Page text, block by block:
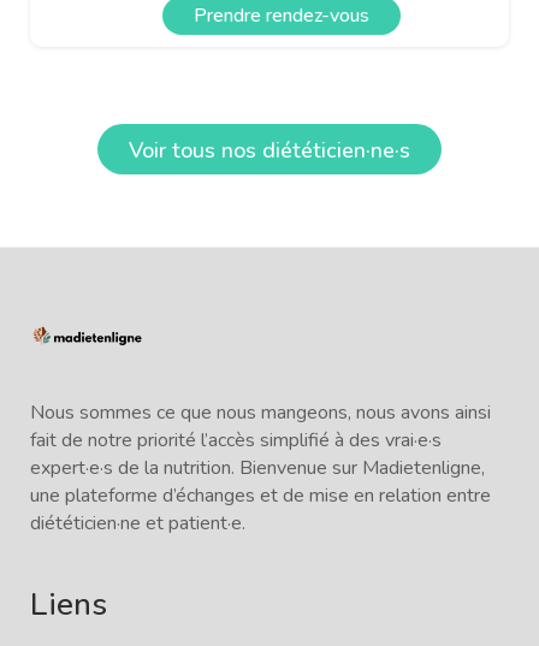
Prendre rendez-vous
Voir tous nos diététicien·ne·s
Nous sommes ce que nous mangeons, nous avons ainsi
fait de notre priorité l’accès simplifié à des vrai·e·s
expert·e·s de la nutrition. Bienvenue sur Madietenligne,
une plateforme d’échanges et de mise en relation entre
diététicien·ne et patient·e.
Liens